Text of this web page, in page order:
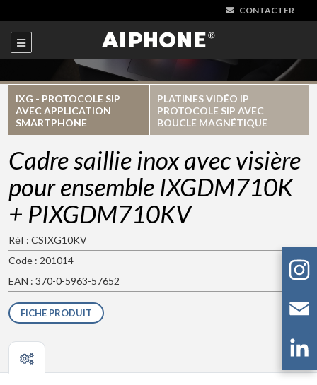
CONTACTER
IXG - PROTOCOLE SIP
AVEC APPLICATION
SMARTPHONE
PLATINES VIDÉO IP
PROTOCOLE SIP AVEC
BOUCLE MAGNÉTIQUE
Cadre saillie inox avec visière
pour ensemble IXGDM710K
+ PIXGDM710KV
Réf : CSIXG10KV
Code : 201014
EAN : 370-0-5963-57652
FICHE PRODUIT